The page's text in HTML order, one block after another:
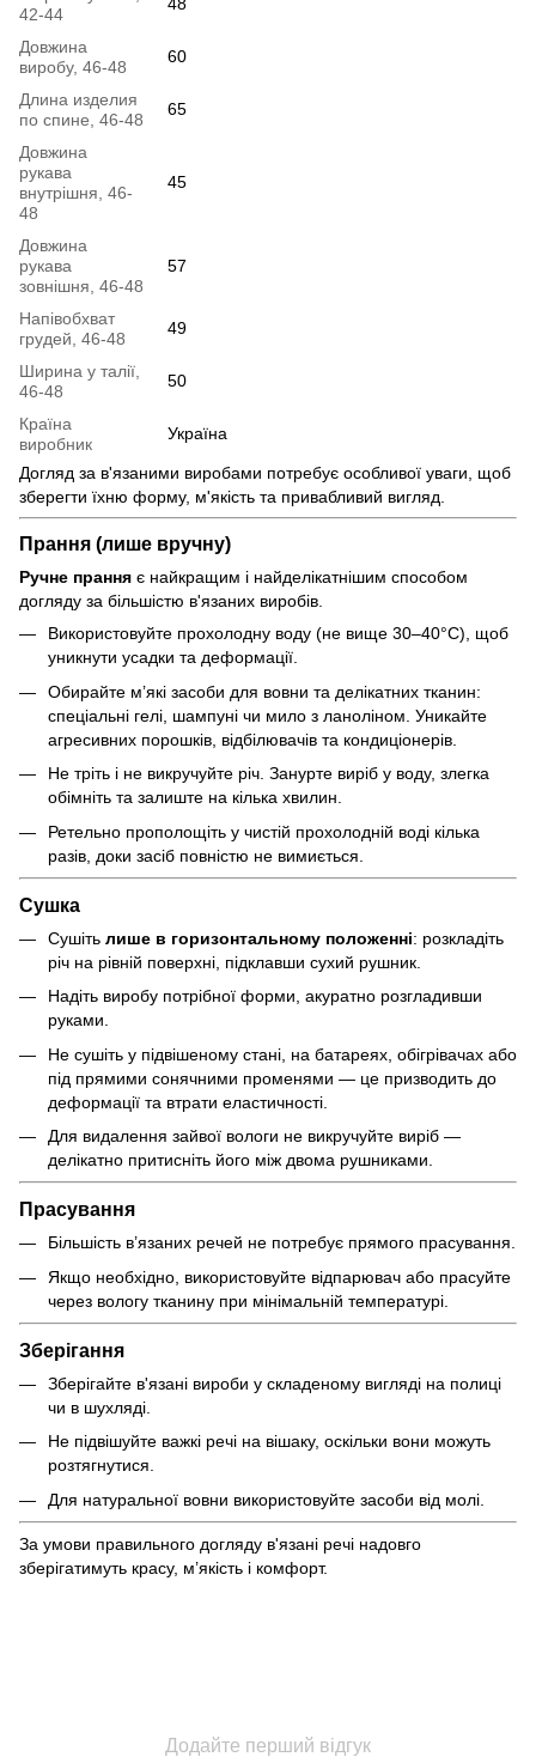
42-44
Довжина
виробу, 46-48
60
Длина изделия
по спине, 46-48
65
Довжина
рукава
внутрішня, 46-
48
45
Довжина
рукава
зовнішня, 46-48
57
Напівобхват
грудей, 46-48
49
Ширина у талії,
46-48
50
Країна
виробник
Україна
Догляд за в'язаними виробами потребує особливої уваги, щоб
зберегти їхню форму, м'якість та привабливий вигляд.
Прання (лише вручну)
Ручне прання є найкращим і найделікатнішим способом
догляду за більшістю в'язаних виробів.
Використовуйте прохолодну воду (не вище 30–40°C), щоб
уникнути усадки та деформації.
Обирайте м’які засоби для вовни та делікатних тканин:
спеціальні гелі, шампуні чи мило з ланоліном. Уникайте
агресивних порошків, відбілювачів та кондиціонерів.
Не тріть і не викручуйте річ. Занурте виріб у воду, злегка
обімніть та залиште на кілька хвилин.
Ретельно прополощіть у чистій прохолодній воді кілька
разів, доки засіб повністю не вимиється.
Сушка
Сушіть лише в горизонтальному положенні: розкладіть
річ на рівній поверхні, підклавши сухий рушник.
Надіть виробу потрібної форми, акуратно розгладивши
руками.
Не сушіть у підвішеному стані, на батареях, обігрівачах або
під прямими сонячними променями — це призводить до
деформації та втрати еластичності.
Для видалення зайвої вологи не викручуйте виріб —
делікатно притисніть його між двома рушниками.
Прасування
Більшість в’язаних речей не потребує прямого прасування.
Якщо необхідно, використовуйте відпарювач або прасуйте
через вологу тканину при мінімальній температурі.
Зберігання
Зберігайте в'язані вироби у складеному вигляді на полиці
чи в шухляді.
Не підвішуйте важкі речі на вішаку, оскільки вони можуть
розтягнутися.
Для натуральної вовни використовуйте засоби від молі.
За умови правильного догляду в'язані речі надовго
зберігатимуть красу, м’якість і комфорт.
Додайте перший відгук